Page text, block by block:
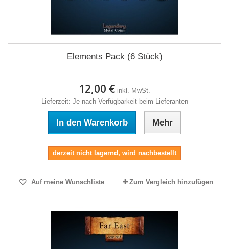
Elements Pack (6 Stück)
12,00 € inkl. MwSt.
Lieferzeit: Je nach Verfügbarkeit beim Lieferanten
In den Warenkorb Mehr
derzeit nicht lagernd, wird nachbestellt
Auf meine Wunschliste Zum Vergleich hinzufügen